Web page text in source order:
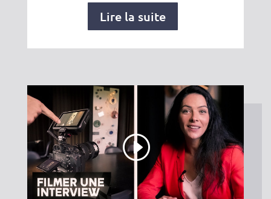
Lire la suite